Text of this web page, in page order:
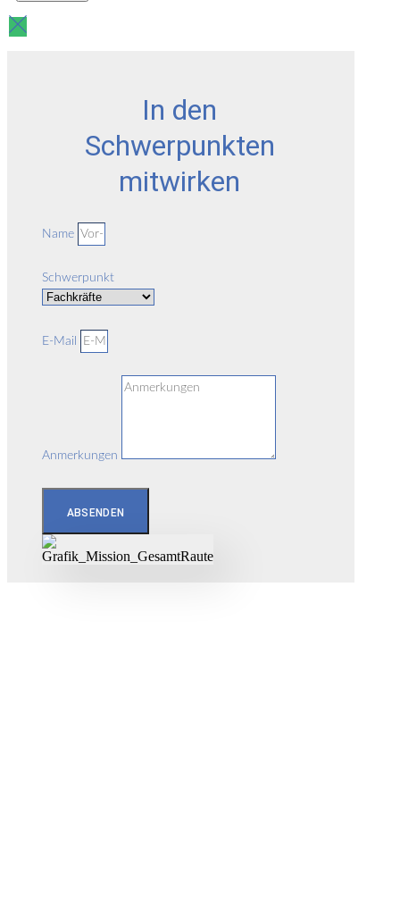
In den
Schwerpunkten
mitwirken
Name
Schwerpunkt
E-Mail
Anmerkungen
ABSENDEN